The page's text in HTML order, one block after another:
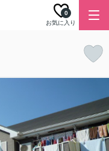
お気に入り
0